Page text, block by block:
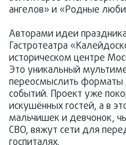
ангелов» и «Родные
Авторами идеи
Гастротеатра
историческом центре
Это уникальный
переосмыслить форматы
событий. Проект уже
искушённых гостей, а в
мальчишек и девчонок,
СВО, вяжут сети для